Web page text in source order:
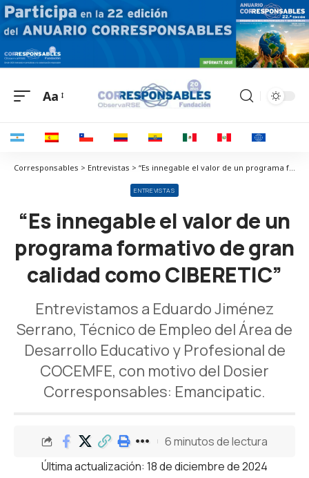
Aa
Corresponsables > Entrevistas > “Es innegable el valor de un programa formativo de gran calidad como CIBERETIC”
ENTREVISTAS
“Es innegable el valor de un
programa formativo de gran
calidad como CIBERETIC”
Entrevistamos a Eduardo Jiménez
Serrano, Técnico de Empleo del Área de
Desarrollo Educativo y Profesional de
COCEMFE, con motivo del Dosier
Corresponsables: Emancipatic.
Última actualización: 18 de diciembre de 2024
6 minutos de lectura